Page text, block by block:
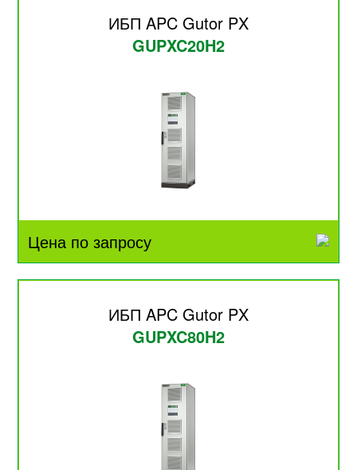
ИБП APC Gutor PX
GUPXC20H2
Цена по запросу
ИБП APC Gutor PX
GUPXC80H2